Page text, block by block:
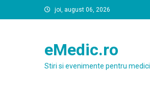
to
joi, august 06, 2026
eMedic.ro
Stiri si evenimente pentru medici